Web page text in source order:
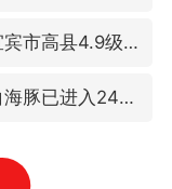
四川宜宾市高县4.9级地震致1人死亡
台风白海豚已进入24小时警戒线